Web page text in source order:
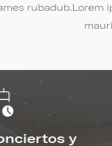
rubadub.Lorem
y